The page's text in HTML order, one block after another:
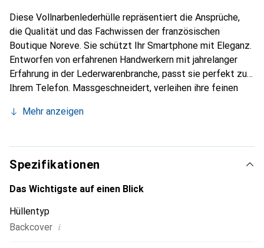
Diese Vollnarbenlederhülle repräsentiert die Ansprüche,
die Qualität und das Fachwissen der französischen
Boutique Noreve. Sie schützt Ihr Smartphone mit Eleganz.
Entworfen von erfahrenen Handwerkern mit jahrelanger
Erfahrung in der Lederwarenbranche, passt sie perfekt zu
Ihrem Telefon. Massgeschneidert, verleihen ihre feinen
und unverzichtbaren Accessoire für Ihr Smartphone.
die Marke Noreve eine zuverlässige Wahl für eine
anspruchsvolle Kundschaft.
Mehr anzeigen
Spezifikationen
Das Wichtigste auf einen Blick
Hüllentyp
Backcover i